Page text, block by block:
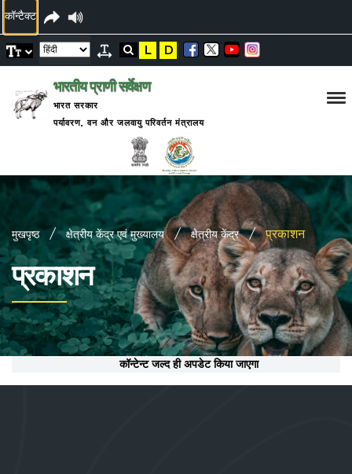
कॉन्टैक्ट
L D
भारतीय प्राणी सर्वेक्षण
भारत सरकार
पर्यावरण, वन और जलवायु परिवर्तन मंत्रालय
मुखपृष्ठ क्षेत्रीय केंद्र एवं मुख्यालय क्षेत्रीय केंद्र प्रकाशन
प्रकाशन
कॉन्टेन्ट जल्द ही अपडेट किया जाएगा